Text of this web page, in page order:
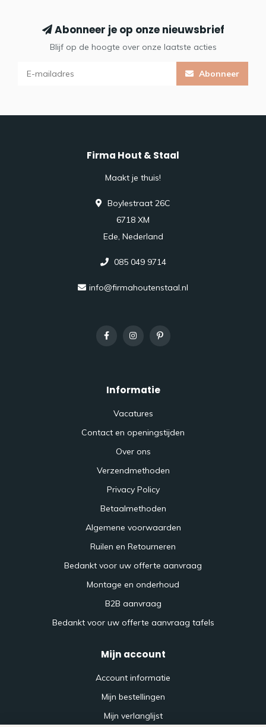
Abonneer je op onze nieuwsbrief
Blijf op de hoogte over onze laatste acties
Abonneer
Firma Hout & Staal
Maakt je thuis!
Boylestraat 26C
6718 XM
Ede, Nederland
085 049 9714
info@firmahoutenstaal.nl
Informatie
Vacatures
Contact en openingstijden
Over ons
Verzendmethoden
Privacy Policy
Betaalmethoden
Algemene voorwaarden
Ruilen en Retourneren
Bedankt voor uw offerte aanvraag
Montage en onderhoud
B2B aanvraag
Bedankt voor uw offerte aanvraag tafels
Mijn account
Account informatie
Mijn bestellingen
Mijn verlanglijst